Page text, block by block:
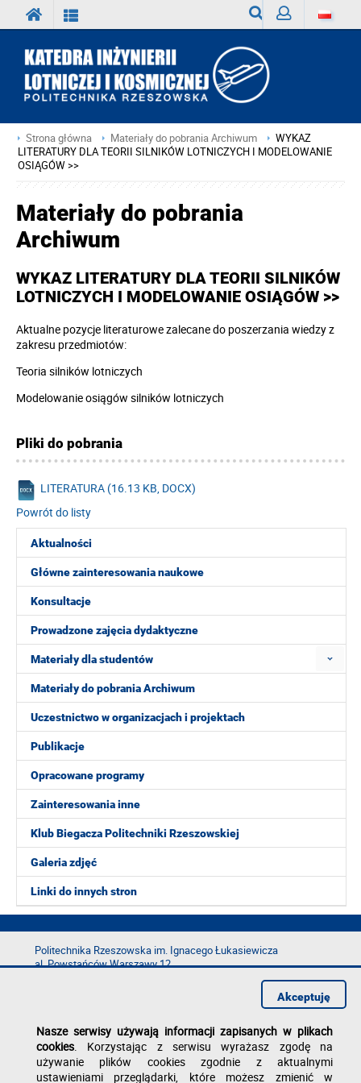
Strona główna Materiały do pobrania Archiwum
WYKAZ
LITERATURY DLA TEORII SILNIKÓW LOTNICZYCH I MODELOWANIE
OSIĄGÓW >>
Aktualności
Główne zainteresowania naukowe
Konsultacje
Prowadzone zajęcia dydaktyczne
Materiały dla studentów
Materiały do pobrania Archiwum
Uczestnictwo w organizacjach i projektach
Publikacje
Opracowane programy
Zainteresowania inne
Klub Biegacza Politechniki Rzeszowskiej
Galeria zdjęć
Linki do innych stron
Materiały do pobrania
Archiwum
WYKAZ LITERATURY DLA TEORII SILNIKÓW
LOTNICZYCH I MODELOWANIE OSIĄGÓW >>
Aktualne pozycje literaturowe zalecane do poszerzania wiedzy z
zakresu przedmiotów:
Teoria silników lotniczych
Modelowanie osiągów silników lotniczych
Pliki do pobrania
LITERATURA (16.13 KB, DOCX)
Powrót do listy
Politechnika Rzeszowska im. Ignacego Łukasiewicza
al. Powstańców Warszawy 12
e-mail:kancelaria@prz.edu.pl
Deklaracja dostępności
Polityka prywatności
Nasze serwisy używają informacji zapisanych w plikach
cookies. Korzystając z serwisu wyrażasz zgodę na
używanie plików cookies zgodnie z aktualnymi
ustawieniami przeglądarki, które możesz zmienić w
Akceptuję